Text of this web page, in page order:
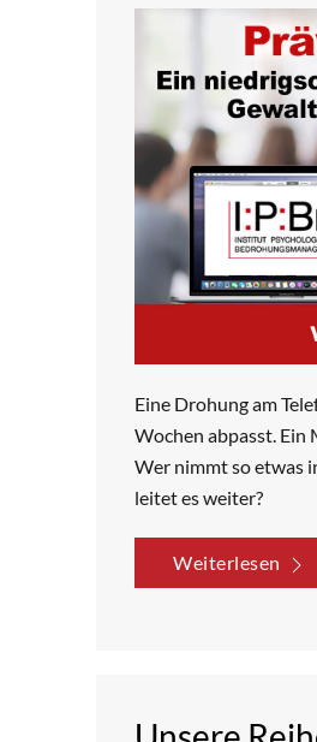
Eine Drohung am
Wochen abpasst. Ein
Wer nimmt so etwas
leitet es weiter?
Weiterlesen